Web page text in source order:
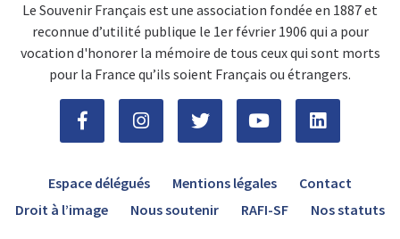
Le Souvenir Français est une association fondée en 1887 et
reconnue d’utilité publique le 1er février 1906 qui a pour
vocation d'honorer la mémoire de tous ceux qui sont morts
pour la France qu’ils soient Français ou étrangers.
Espace délégués Mentions légales
Contact
Droit à l’image
Nous soutenir RAFI-SF Nos statuts